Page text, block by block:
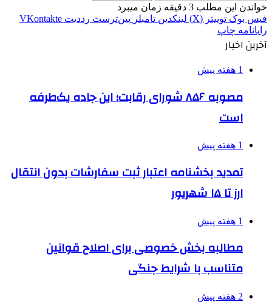
خواندن این مطلب 3 دقیقه زمان میبرد
فیس بوک توییتر (X) لینکدین ‫تامبلر ‫پین‌ترست ‫رددیت ‫VKontakte
رایانامه چاپ
آخرین اخبار
1 هفته پیش
مصوبه ۸۵۶ شورای رقابت؛ این جاده یک‌طرفه
است
1 هفته پیش
تمدید بخشنامه اعتبار ثبت سفارشات بدون انتقال
ارز تا ۱۵ شهریور
1 هفته پیش
مطالبه بخش خصوصی برای اصلاح قوانین
متناسب با شرایط جنگی
2 هفته پیش